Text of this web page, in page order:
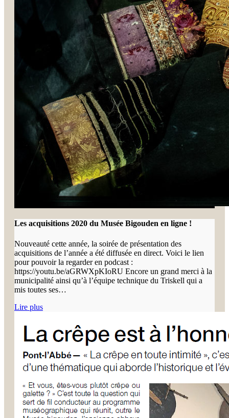
Les acquisitions 2020 du Musée Bigouden en ligne !
Nouveauté cette année, la soirée de présentation des
acquisitions de l’année a été diffusée en direct. Voici le lien
pour pouvoir la regarder en podcast :
https://youtu.be/aGRWXpKIoRU Encore un grand merci à la
municipalité ainsi qu’à l’équipe technique du Triskell qui a
mis toutes ses…
Lire plus